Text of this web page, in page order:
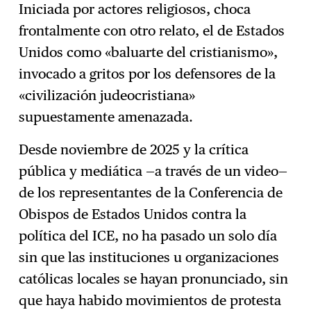
Iniciada por actores religiosos, choca
frontalmente con otro relato, el de Estados
Unidos como «baluarte del cristianismo»,
invocado a gritos por los defensores de la
«civilización judeocristiana»
supuestamente amenazada.
Desde noviembre de 2025 y la crítica
pública y mediática —a través de un video—
de los representantes de la Conferencia de
Obispos de Estados Unidos contra la
política del ICE, no ha pasado un solo día
sin que las instituciones u organizaciones
católicas locales se hayan pronunciado, sin
que haya habido movimientos de protesta